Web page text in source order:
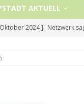
AKTUELL
2024 ] Netzwerk
2024 ]
2024 ]